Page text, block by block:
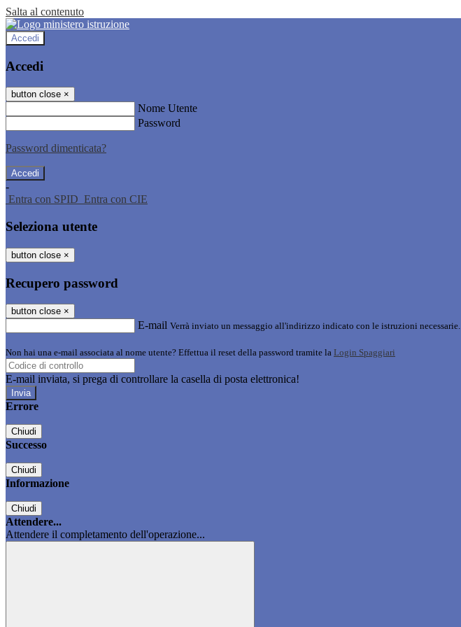
Salta al contenuto
Accedi
Accedi
button close ×
Nome Utente
Password
Password dimenticata?
-
Entra con SPID Entra con CIE
Seleziona utente
button close ×
Recupero password
button close ×
E-mail Verrà inviato un messaggio all'indirizzo indicato con le istruzioni necessarie.
Non hai una e-mail associata al nome utente? Effettua il reset della password tramite la Login Spaggiari
E-mail inviata, si prega di controllare la casella di posta elettronica!
Errore
Chiudi
Successo
Chiudi
Informazione
Chiudi
Attendere...
Attendere il completamento dell'operazione...